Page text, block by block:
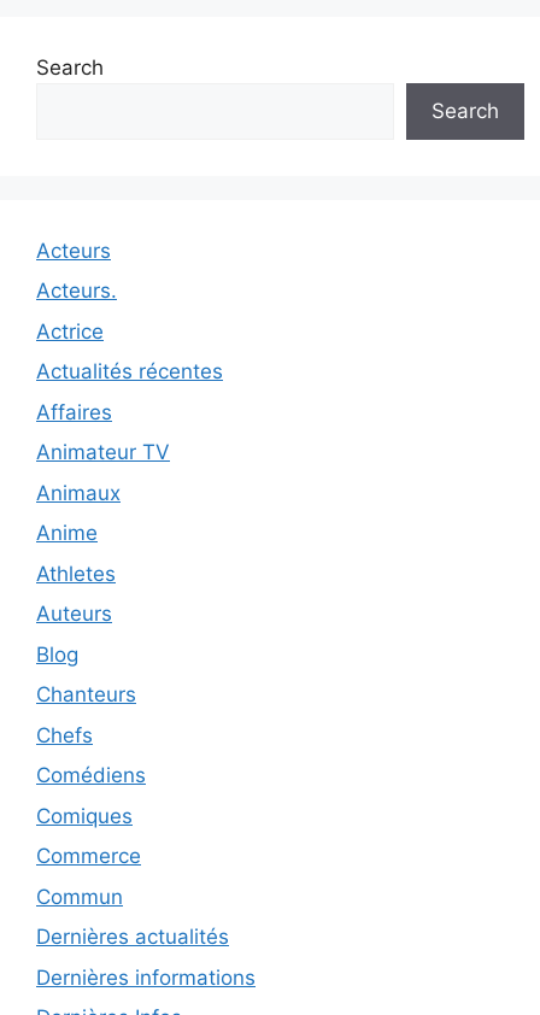
Search
Search
Acteurs
Acteurs.
Actrice
Actualités récentes
Affaires
Animateur TV
Animaux
Anime
Athletes
Auteurs
Blog
Chanteurs
Chefs
Comédiens
Comiques
Commerce
Commun
Dernières actualités
Dernières informations